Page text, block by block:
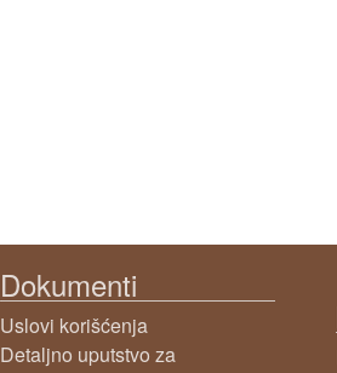
Dokumenti
Uslovi korišćenja
Detaljno uputstvo za